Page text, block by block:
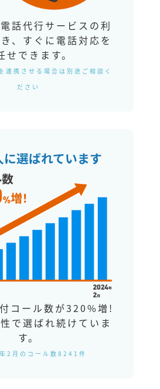
話代行サービスの利
、すぐに電話対応を
せできます。
連携させる場合は別途ご相談く
ださい
選ばれています
コール数が320%増!
で選ばれ続けていま
す。
2月のコール数8241件